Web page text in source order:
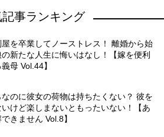
記事ランキング
を卒業してノーストレス！ 離婚から始
新たな人生に悔いはなし！【嫁を便利
母 Vol.44】
のに彼女の荷物は持ちたくない？ 彼を
けど楽しまないともったいない！【あ
きません Vol.8】